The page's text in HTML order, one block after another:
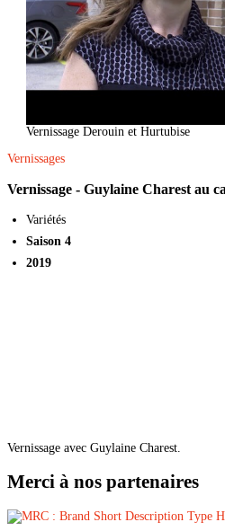
Vernissage Derouin et Hurtubise
Vernissages
Vernissage - Guylaine Charest au
Variétés
Saison 4
2019
Vernissage avec Guylaine Charest.
Merci à nos partenaires